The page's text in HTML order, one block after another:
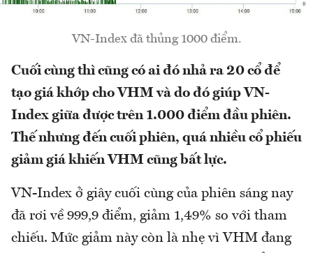
VN-Index đã thủng 1000 điểm.
Cuối cùng thì cũng có ai đó nhả ra 20 cổ để
tạo giá khớp cho VHM và do đó giúp VN-
Index giữa được trên 1.000 điểm đầu phiên.
Thế nhưng đến cuối phiên, quá nhiều cổ phiếu
giảm giá khiến VHM cũng bất lực.
VN-Index ở giây cuối cùng của phiên sáng nay
đã rơi về 999,9 điểm, giảm 1,49% so với tham
chiếu. Mức giảm này còn là nhẹ vì VHM đang